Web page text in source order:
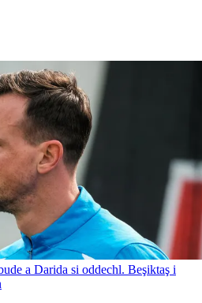
a Darida si oddechl. Beşiktaş i